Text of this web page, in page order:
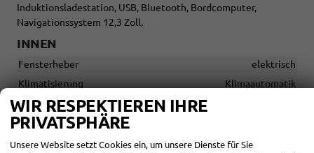
Induktionsladestation, USB, Bluetooth, Bordcomputer,
Navigationssystem 12,3 Zoll,
INNEN
Fensterheber
elektrisch
Klimatisierung
Klimaautomatik
Lenkrad
in Leder, höhenverstellbar, mit Multifunktionen, mit
Lenkradheizung
Sitze
Isofix (Kindersitzbefestigung), Sitzheizung
WIR RESPEKTIEREN IHRE
PRIVATSPHÄRE
Unsere Website setzt Cookies ein, um unsere Dienste für Sie